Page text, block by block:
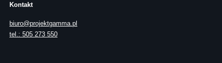
Kontakt
biuro@projektgamma.pl
tel.: 505 273 550